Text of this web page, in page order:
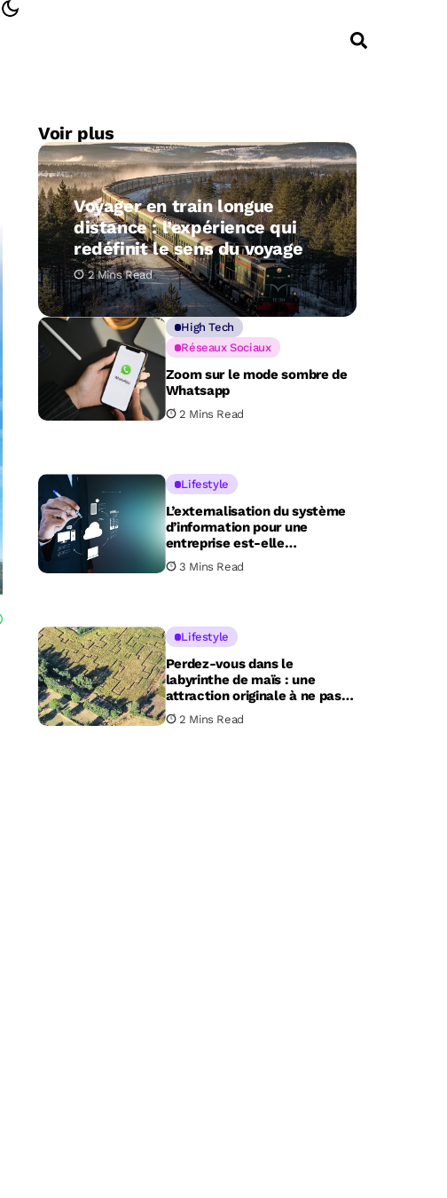
Voir plus
Voyager en train longue
distance : l’expérience qui
redéfinit le sens du voyage
2 Mins Read
High Tech
Réseaux Sociaux
Zoom sur le mode sombre de
Whatsapp
2 Mins Read
Lifestyle
L’externalisation du système
d’information pour une
entreprise est-elle
indispensable ?
3 Mins Read
Lifestyle
Perdez-vous dans le
labyrinthe de maïs : une
attraction originale à ne pas
manquer dans cette ferme de
Haute-Loire !
2 Mins Read